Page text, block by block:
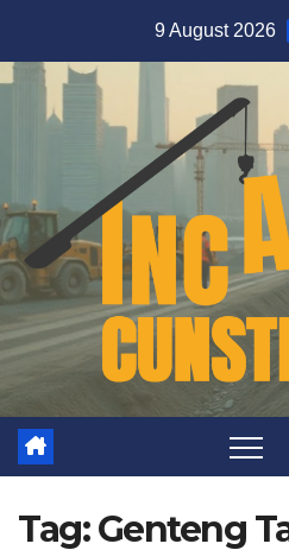
content
9 August 2026
Tag:Genteng